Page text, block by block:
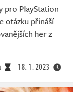
pro PlayStation
otázku přináší
her z
18. 1. 2023